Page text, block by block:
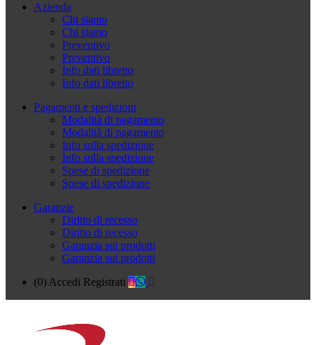
Azienda
Chi siamo
Chi siamo
Preventivo
Preventivo
Info dati libretto
Info dati libretto
Pagamenti e spedizioni
Modalità di pagamento
Modalità di pagamento
Info sulla spedizione
Info sulla spedizione
Spese di spedizione
Spese di spedizione
Garanzie
Diritto di recesso
Diritto di recesso
Garanzia sui prodotti
Garanzia sui prodotti
(0) Accedi Registrati